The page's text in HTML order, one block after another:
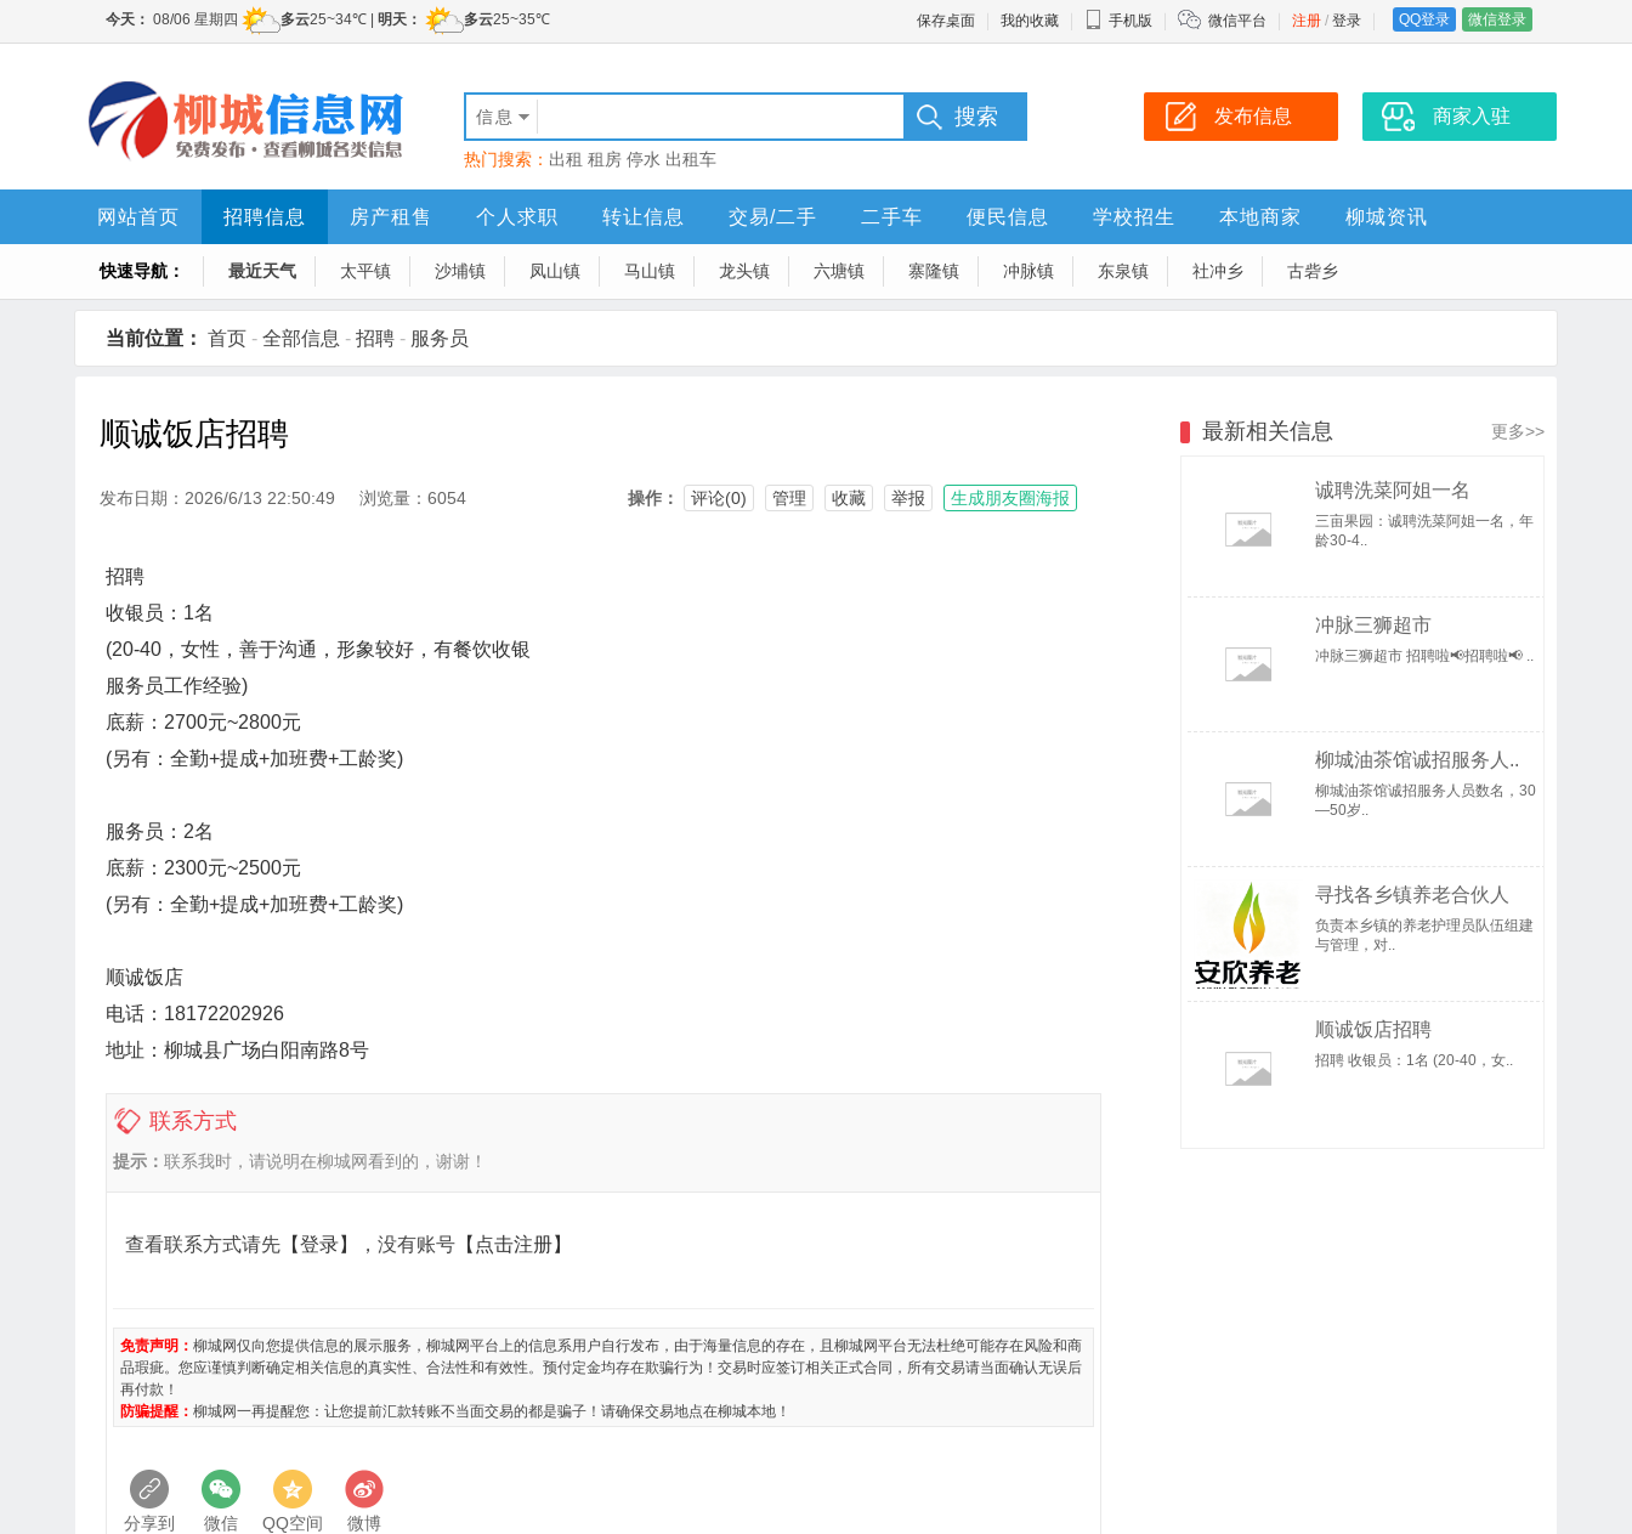
保存桌面 我的收藏 手机版 微信平台 注册 / 登录 QQ登录 微信登录
信息
热门搜索： 出租 租房 停水 出租车
发布信息 商家入驻
网站首页 招聘信息 房产租售 个人求职 转让信息 交易/二手 二手车 便民信息 学校招生 本地商家 柳城资讯
快速导航： 最近天气 太平镇 沙埔镇 凤山镇 马山镇 龙头镇 六塘镇 寨隆镇 冲脉镇 东泉镇 社冲乡 古砦乡
当前位置： 首页 - 全部信息 - 招聘 - 服务员
顺诚饭店招聘
发布日期：2026/6/13 22:50:49 浏览量：6054 操作： 评论(0) 管理 收藏 举报 生成朋友圈海报
招聘
收银员：1名
(20-40，女性，善于沟通，形象较好，有餐饮收银
服务员工作经验)
底薪：2700元~2800元
(另有：全勤+提成+加班费+工龄奖)
服务员：2名
底薪：2300元~2500元
(另有：全勤+提成+加班费+工龄奖)
顺诚饭店
电话：18172202926
地址：柳城县广场白阳南路8号
联系方式
提示： 联系我时，请说明在柳城网看到的，谢谢！
查看联系方式请先 【登录】 ，没有账号 【点击注册】
免责声明： 柳城网仅向您提供信息的展示服务，柳城网平台上的信息系用户自行发布，由于海量信息的存在，且柳城网平台无法杜绝可能存在风险和商
品瑕疵。您应谨慎判断确定相关信息的真实性、合法性和有效性。预付定金均存在欺骗行为！交易时应签订相关正式合同，所有交易请当面确认无误后
再付款！
防骗提醒： 柳城网一再提醒您：让您提前汇款转账不当面交易的都是骗子！请确保交易地点在柳城本地！
分享到 微信 QQ空间 微博
最新相关信息 更多>>
诚聘洗菜阿姐一名
三亩果园：诚聘洗菜阿姐一名，年
龄30-4..
冲脉三狮超市
冲脉三狮超市 招聘啦📢招聘啦📢 ..
柳城油茶馆诚招服务人..
柳城油茶馆诚招服务人员数名，30
—50岁..
寻找各乡镇养老合伙人
负责本乡镇的养老护理员队伍组建
与管理，对..
顺诚饭店招聘
招聘 收银员：1名 (20-40，女..